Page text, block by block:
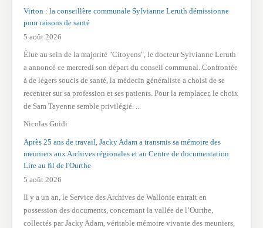
Virton : la conseillère communale Sylvianne Leruth démissionne
pour raisons de santé
5 août 2026
Élue au sein de la majorité "Citoyens", le docteur Sylvianne Leruth
a annoncé ce mercredi son départ du conseil communal. Confrontée
à de légers soucis de santé, la médecin généraliste a choisi de se
recentrer sur sa profession et ses patients. Pour la remplacer, le choix
de Sam Tayenne semble privilégié. ...
Nicolas Guidi
Après 25 ans de travail, Jacky Adam a transmis sa mémoire des
meuniers aux Archives régionales et au Centre de documentation
Lire au fil de l'Ourthe
5 août 2026
Il y a un an, le Service des Archives de Wallonie entrait en
possession des documents, concernant la vallée de l’Ourthe,
collectés par Jacky Adam, véritable mémoire vivante des meuniers,